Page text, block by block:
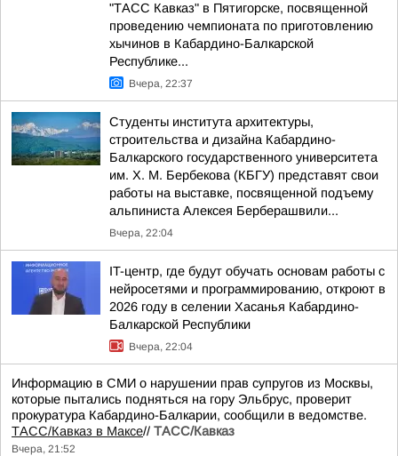
"ТАСС Кавказ" в Пятигорске, посвященной
проведению чемпионата по приготовлению
хычинов в Кабардино-Балкарской
Республике...
Вчера, 22:37
Студенты института архитектуры,
строительства и дизайна Кабардино-
Балкарского государственного университета
им. Х. М. Бербекова (КБГУ) представят свои
работы на выставке, посвященной подъему
альпиниста Алексея Берберашвили...
Вчера, 22:04
IT-центр, где будут обучать основам работы с
нейросетями и программированию, откроют в
2026 году в селении Хасанья Кабардино-
Балкарской Республики
Вчера, 22:04
Информацию в СМИ о нарушении прав супругов из Москвы,
которые пытались подняться на гору Эльбрус, проверит
прокуратура Кабардино-Балкарии, сообщили в ведомстве.
ТАСС/Кавказ в Максе// ТАСС/Кавказ
Вчера, 21:52